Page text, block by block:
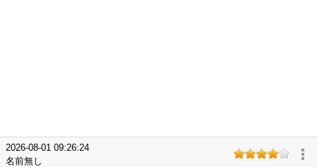
2026-08-01 09:26:24
名前無し